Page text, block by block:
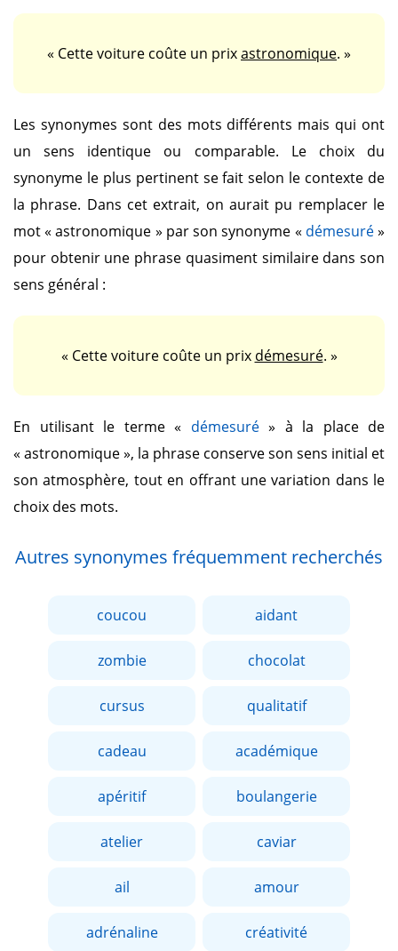
« Cette voiture coûte un prixastronomique. »
Les synonymes sont des mots différents mais qui ont
un sens identique ou comparable. Le choix du
synonyme le plus pertinent se fait selon le contexte de
la phrase. Dans cet extrait, on aurait pu remplacer le
mot« astronomique » par son synonyme « démesuré»
pour obtenir une phrase quasiment similaire dans son
sens général :
« Cette voiture coûte un prix démesuré. »
En utilisant le terme « démesuré» à la place de
« astronomique », la phrase conserve son sens initial et
son atmosphère, tout en offrant une variation dans le
choix des mots.
Autres synonymes fréquemment recherchés
coucou aidant
zombie chocolat
cursus qualitatif
cadeau académique
apéritif boulangerie
atelier caviar
ail amour
adrénaline créativité